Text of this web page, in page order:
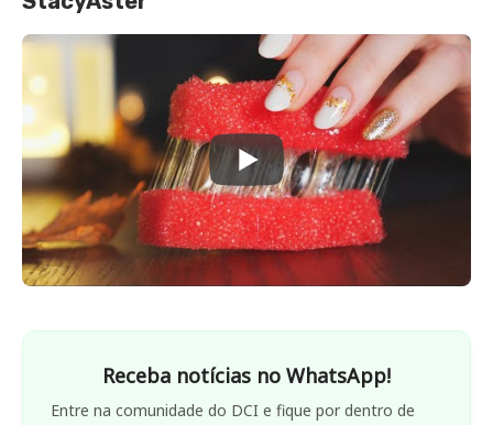
Receba notícias no WhatsApp!
Entre na comunidade do DCI e fique por dentro de